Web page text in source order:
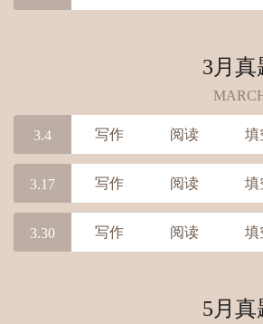
3月真
3.4 写作 阅读 填
3.17 写作 阅读 填
3.30 写作 阅读 填
5月真